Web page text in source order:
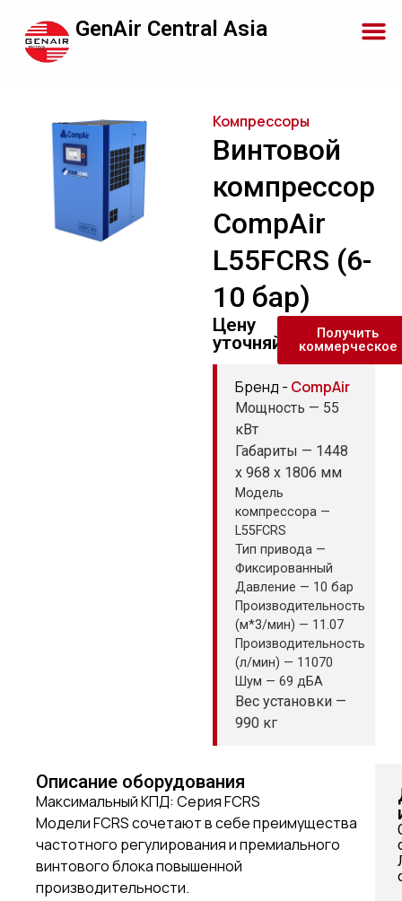
GenAir Central Asia
Компрессоры
Винтовой
компрессор
CompAir
L55FCRS (6-
10 бар)
Цену
уточняйте
Получить
коммерческое
Бренд - CompAir
Мощность — 55
кВт
Габариты — 1448
x 968 x 1806 мм
Модель
компрессора —
L55FCRS
Тип привода —
Фиксированный
Давление — 10 бар
Производительность
(м*3/мин) — 11.07
Производительность
(л/мин) — 11070
Шум — 69 дБА
Вес установки —
990 кг
Описание оборудования
Максимальный КПД: Серия FCRS
Модели FCRS сочетают в себе преимущества
частотного регулирования и премиального
винтового блока повышенной
производительности.